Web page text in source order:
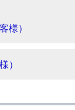
様）
）